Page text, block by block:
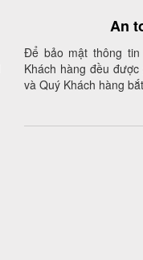
An
Để bảo mật thông
Khách hàng đều
và Quý Khách hàng